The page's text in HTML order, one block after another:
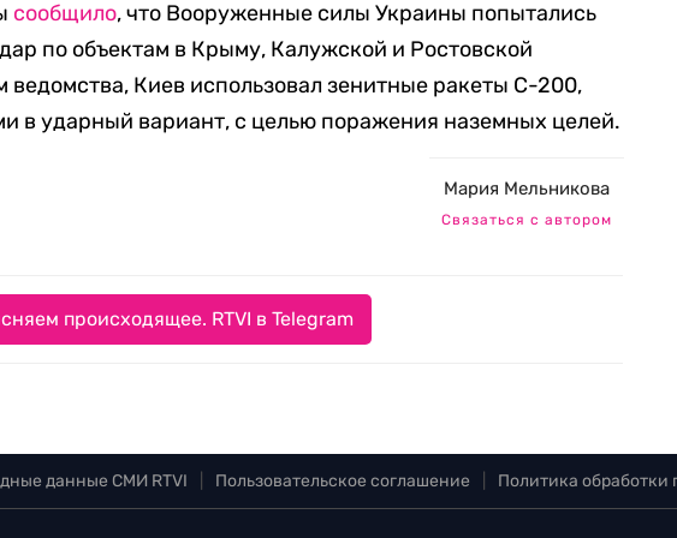
сообщило, что Вооруженные силы Украины попытались
по объектам в Крыму, Калужской и Ростовской
ведомства, Киев использовал зенитные ракеты С-200,
в ударный вариант, с целью поражения наземных целей.
Мария Мельникова
Связаться с автором
происходящее. RTVI в Telegram
данные СМИ RTVI Пользовательское соглашение Политика